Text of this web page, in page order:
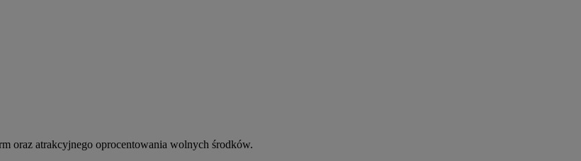
oraz atrakcyjnego oprocentowania wolnych środków.